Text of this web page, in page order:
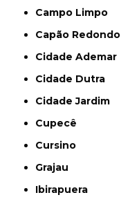
Campo Limpo
Capão Redondo
Cidade Ademar
Cidade Dutra
Cidade Jardim
Cupecê
Cursino
Grajau
Ibirapuera